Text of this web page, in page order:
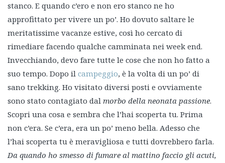
stanco. E quando c’ero e non ero stanco ne ho
approfittato per vivere un po’. Ho dovuto saltare le
meritatissime vacanze estive, così ho cercato di
rimediare facendo qualche camminata nei week end.
Invecchiando, devo fare tutte le cose che non ho fatto a
suo tempo. Dopo il campeggio, è la volta di un po’ di
sano trekking. Ho visitato diversi posti e ovviamente
sono stato contagiato dal morbo della neonata passione.
Scopri una cosa e sembra che l’hai scoperta tu. Prima
non c’era. Se c’era, era un po’ meno bella. Adesso che
l’hai scoperta tu è meravigliosa e tutti dovrebbero farla.
Da quando ho smesso di fumare al mattino faccio gli acuti,